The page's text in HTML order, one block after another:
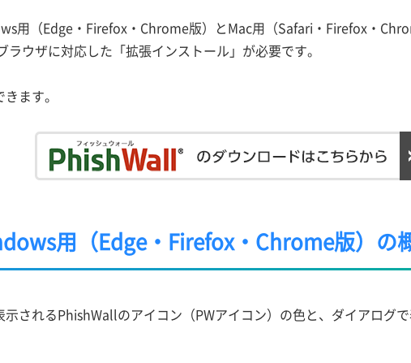
用（Edge・Firefox・Chrome版）とMac用（Safari・Firefox・
ウザに対応した「拡張インストール」が必要です。
ます。
用（Edge・Firefox・Chrome版）の
されるPhishWallのアイコン（PWアイコン）の色と、ダイアログ